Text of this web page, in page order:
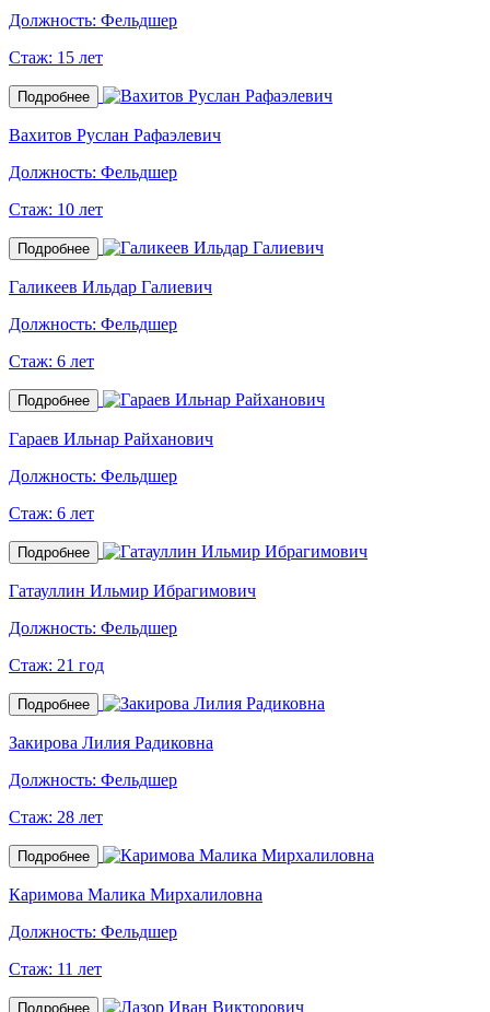
Должность: Фельдшер
Стаж: 15 лет
Подробнее
Вахитов Руслан Рафаэлевич
Должность: Фельдшер
Стаж: 10 лет
Подробнее
Галикеев Ильдар Галиевич
Должность: Фельдшер
Стаж: 6 лет
Подробнее
Гараев Ильнар Райханович
Должность: Фельдшер
Стаж: 6 лет
Подробнее
Гатауллин Ильмир Ибрагимович
Должность: Фельдшер
Стаж: 21 год
Подробнее
Закирова Лилия Радиковна
Должность: Фельдшер
Стаж: 28 лет
Подробнее
Каримова Малика Мирхалиловна
Должность: Фельдшер
Стаж: 11 лет
Подробнее